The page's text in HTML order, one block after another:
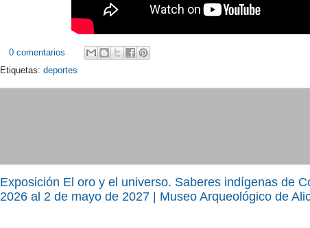
0 comentarios
Etiquetas: deportes
Exposición El oro y el universo. Saberes indígenas de
2026 al 2 de mayo de 2027 | Museo Arqueológico de